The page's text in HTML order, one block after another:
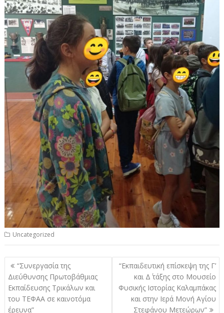
Uncategorized
Πλοήγηση
άρθρων
“Συνεργασία της
Διεύθυνσης Πρωτοβάθμιας
Εκπαίδευσης Τρικάλων και
του ΤΕΦΑΑ σε καινοτόμα
έρευνα”
“Εκπαιδευτική επίσκεψη της Γ’
και Δ΄ τάξης στο Μουσείο
Φυσικής Ιστορίας Καλαμπάκας
και στην Ιερά Μονή Αγίου
Στεφάνου Μετεώρων”